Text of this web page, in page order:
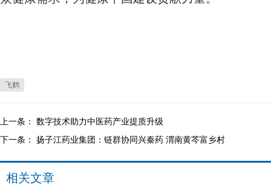
飞鹤
上一条： 数字技术助力中医药产业提质升级
下一条： 扬子江药业集团：链群协同兴秦药 渭南黄芩富乡村
相关文章